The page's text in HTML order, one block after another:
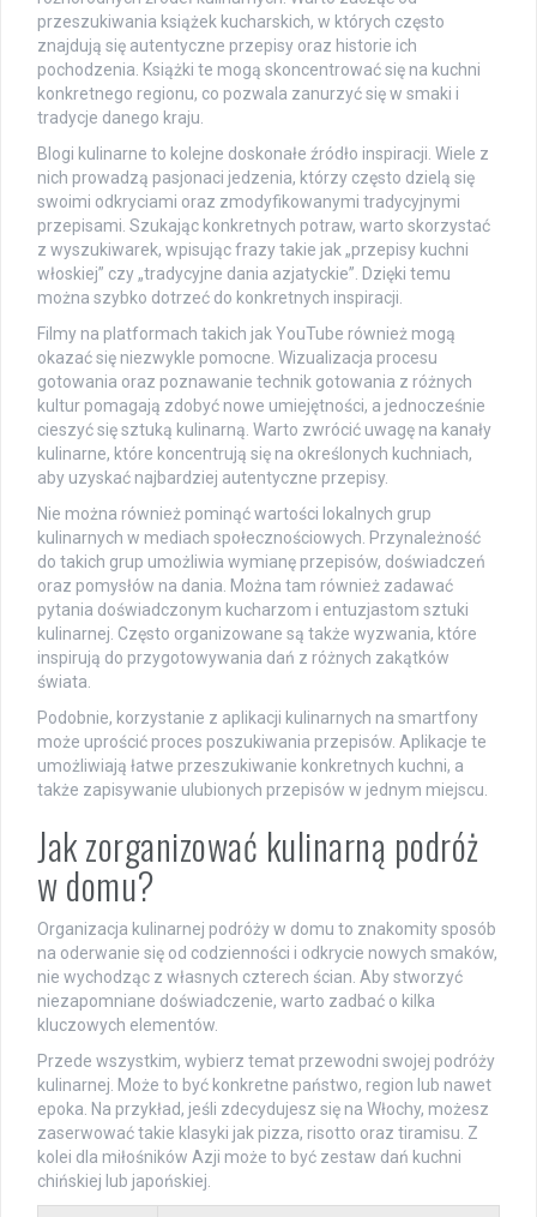
przeszukiwania książek kucharskich, w których często
znajdują się autentyczne przepisy oraz historie ich
pochodzenia. Książki te mogą skoncentrować się na kuchni
konkretnego regionu, co pozwala zanurzyć się w smaki i
tradycje danego kraju.
Blogi kulinarne to kolejne doskonałe źródło inspiracji. Wiele z
nich prowadzą pasjonaci jedzenia, którzy często dzielą się
swoimi odkryciami oraz zmodyfikowanymi tradycyjnymi
przepisami. Szukając konkretnych potraw, warto skorzystać
z wyszukiwarek, wpisując frazy takie jak „przepisy kuchni
włoskiej” czy „tradycyjne dania azjatyckie”. Dzięki temu
można szybko dotrzeć do konkretnych inspiracji.
Filmy na platformach takich jak YouTube również mogą
okazać się niezwykle pomocne. Wizualizacja procesu
gotowania oraz poznawanie technik gotowania z różnych
kultur pomagają zdobyć nowe umiejętności, a jednocześnie
cieszyć się sztuką kulinarną. Warto zwrócić uwagę na kanały
kulinarne, które koncentrują się na określonych kuchniach,
aby uzyskać najbardziej autentyczne przepisy.
Nie można również pominąć wartości lokalnych grup
kulinarnych w mediach społecznościowych. Przynależność
do takich grup umożliwia wymianę przepisów, doświadczeń
oraz pomysłów na dania. Można tam również zadawać
pytania doświadczonym kucharzom i entuzjastom sztuki
kulinarnej. Często organizowane są także wyzwania, które
inspirują do przygotowywania dań z różnych zakątków
świata.
Podobnie, korzystanie z aplikacji kulinarnych na smartfony
może uprościć proces poszukiwania przepisów. Aplikacje te
umożliwiają łatwe przeszukiwanie konkretnych kuchni, a
także zapisywanie ulubionych przepisów w jednym miejscu.
Jak zorganizować kulinarną podróż
w domu?
Organizacja kulinarnej podróży w domu to znakomity sposób
na oderwanie się od codzienności i odkrycie nowych smaków,
nie wychodząc z własnych czterech ścian. Aby stworzyć
niezapomniane doświadczenie, warto zadbać o kilka
kluczowych elementów.
Przede wszystkim, wybierz temat przewodni swojej podróży
kulinarnej. Może to być konkretne państwo, region lub nawet
epoka. Na przykład, jeśli zdecydujesz się na Włochy, możesz
zaserwować takie klasyki jak pizza, risotto oraz tiramisu. Z
kolei dla miłośników Azji może to być zestaw dań kuchni
chińskiej lub japońskiej.